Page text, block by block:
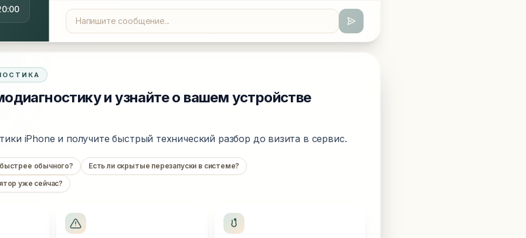
и узнайте о вашем устройстве
iPhone и получите быстрый технический разбор до визита в сервис.
обычного?
Есть ли скрытые перезапуски в системе?
уже сейчас?